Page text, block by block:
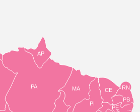
PE
RN
CE
PI
MA
AP
PA
PB